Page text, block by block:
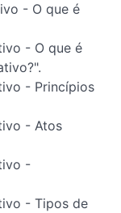
- O que é
- O que é
- Princípios
- Atos
-
- Tipos de